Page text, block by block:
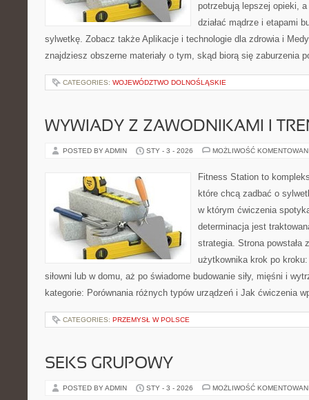
potrzebują lepszej opieki,
działać mądrze i etapami
sylwetkę. Zobacz także Aplikacje i technologie dla zdrowia i
znajdziesz obszerne materiały o tym, skąd biorą się zaburzenia
CATEGORIES: WOJEWÓDZTWO DOLNOŚLĄSKIE
WYWIADY Z ZAWODNIKAMI I
POSTED BY ADMIN STY - 3 - 2026 MOŻLIWOŚĆ
Fitness Station to
które chcą zadbać o
w którym ćwiczenia
determinacja jest
strategia. Strona
użytkownika krok po
siłowni lub w domu, aż po świadome budowanie siły, mięśni i
kategorie: Porównania różnych typów urządzeń i Jak ćwiczenia
CATEGORIES: PRZEMYSŁ W POLSCE
SEKS GRUPOWY
POSTED BY ADMIN STY - 3 - 2026 MOŻLIWOŚĆ